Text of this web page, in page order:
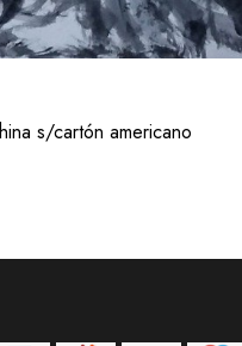
s/cartón americano